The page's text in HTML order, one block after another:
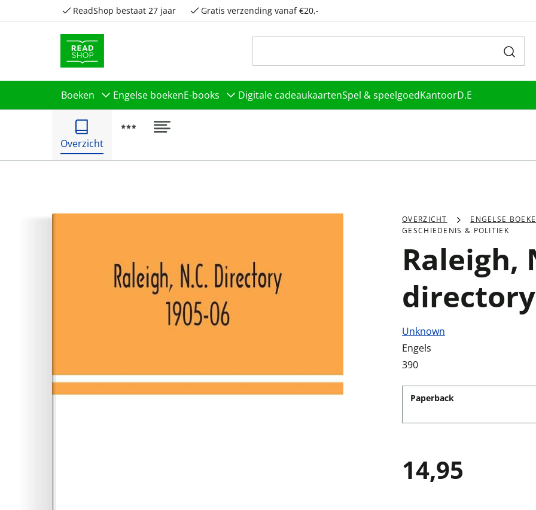
ReadShop bestaat 27 jaar Gratis verzending vanaf €20,-
Boeken Engelse boekenE-books Digitale cadeaukaartenSpel & speelgoedKantoorD.E
Overzicht
OVERZICHT
ENGELSE
GESCHIEDENIS & POLITIEK
Raleigh,
Unknown
Engels
390
Paperback
14,95